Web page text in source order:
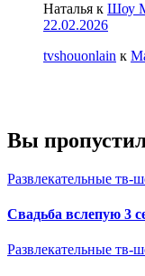
Наталья к Шоу
22.02.2026
tvshouonlain к
Вы
Развлекательные тв-
Свадьба вслепую 3
Развлекательные тв-